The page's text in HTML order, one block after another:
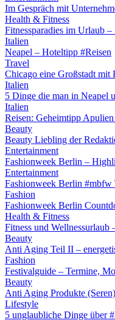
Im Gespräch mit
Health & Fitness
Fitnessparadies im Urlaub –
Italien
Neapel – Hoteltipp #Reisen
Travel
Chicago eine Großstadt mit
Italien
5 Dinge die man in Neapel
Italien
Reisen: Geheimtipp
Beauty
Beauty Liebling der
Entertainment
Fashionweek Berlin –
Entertainment
Fashionweek Berlin
Fashion
Fashionweek Berlin
Health & Fitness
Fitness und Wellnessurlaub
Beauty
Anti Aging Teil II –
Fashion
Festivalguide – Termine,
Beauty
Anti Aging Produkte
Lifestyle
5 unglaubliche Dinge über